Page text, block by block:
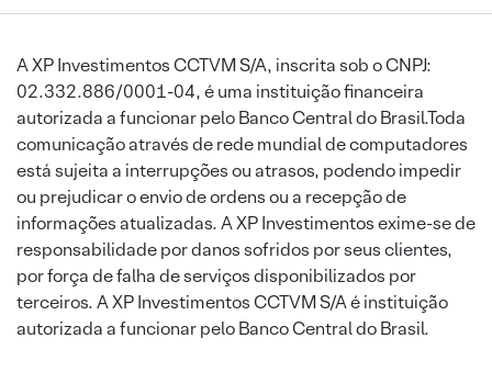
A XP Investimentos CCTVM S/A, inscrita sob o CNPJ:
02.332.886/0001-04, é uma instituição financeira
autorizada a funcionar pelo Banco Central do Brasil.Toda
comunicação através de rede mundial de computadores
está sujeita a interrupções ou atrasos, podendo impedir
ou prejudicar o envio de ordens ou a recepção de
informações atualizadas. A XP Investimentos exime-se de
responsabilidade por danos sofridos por seus clientes,
por força de falha de serviços disponibilizados por
terceiros. A XP Investimentos CCTVM S/A é instituição
autorizada a funcionar pelo Banco Central do Brasil.